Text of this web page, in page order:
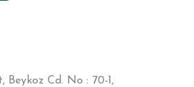
Beykoz Cd. No : 70-1,